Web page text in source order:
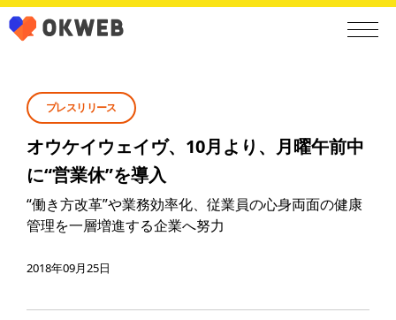
プレスリリース
オウケイウェイヴ、10月より、月曜午前中
に“営業休”を導入
“働き方改革”や業務効率化、従業員の心身両面の健康
管理を一層増進する企業へ努力
2018年09月25日